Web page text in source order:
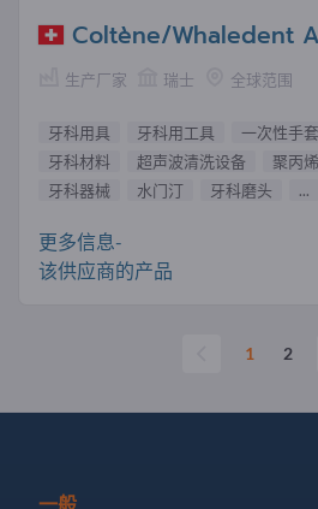
Coltène/Whaledent
生产厂家 瑞士 全球范围
牙科用具 牙科用工具 一次性手套
牙科材料
超声波清洗设备
聚丙
牙科器械
水门汀 牙科磨头 ...
更多信息-
该供应商的产品
1 2
一般